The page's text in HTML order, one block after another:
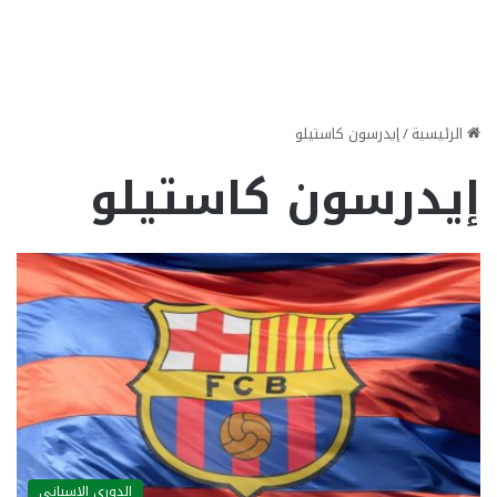
الرئيسية/إيدرسون كاستيلو
إيدرسون كاستيلو
الدوري الاسباني